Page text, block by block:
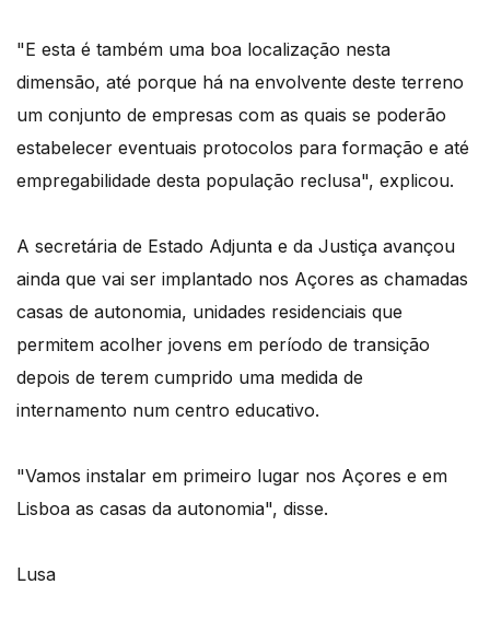
"E esta é também uma boa localização nesta
dimensão, até porque há na envolvente deste terreno
um conjunto de empresas com as quais se poderão
estabelecer eventuais protocolos para formação e até
empregabilidade desta população reclusa", explicou.
A secretária de Estado Adjunta e da Justiça avançou
ainda que vai ser implantado nos Açores as chamadas
casas de autonomia, unidades residenciais que
permitem acolher jovens em período de transição
depois de terem cumprido uma medida de
internamento num centro educativo.
"Vamos instalar em primeiro lugar nos Açores e em
Lisboa as casas da autonomia", disse.
Lusa